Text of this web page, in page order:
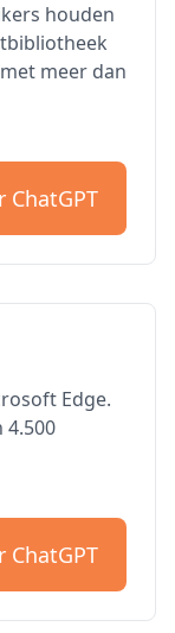
houden
meer dan
Edge.
4.500